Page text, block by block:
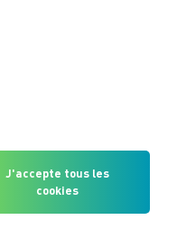
COMMENT
QUAND IL
PUBLIÉ LE
COACH
ATTEIGNEZ
J'accepte tous les
cookies